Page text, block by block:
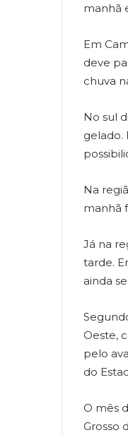
manhã
Em
deve
chuva
No sul
gelado.
Na
manhã
Já na
tarde.
ainda
Oeste,
pelo
do
O mês
Grosso